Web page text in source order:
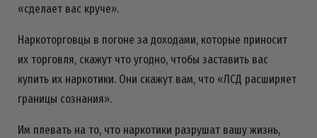
«сделает вас круче».
Наркоторговцы в погоне за доходами, которые приносит
их торговля, скажут что угодно, чтобы заставить вас
купить их наркотики. Они скажут вам, что «ЛСД расширяет
границы сознания».
Им плевать на то, что наркотики разрушат вашу жизнь,